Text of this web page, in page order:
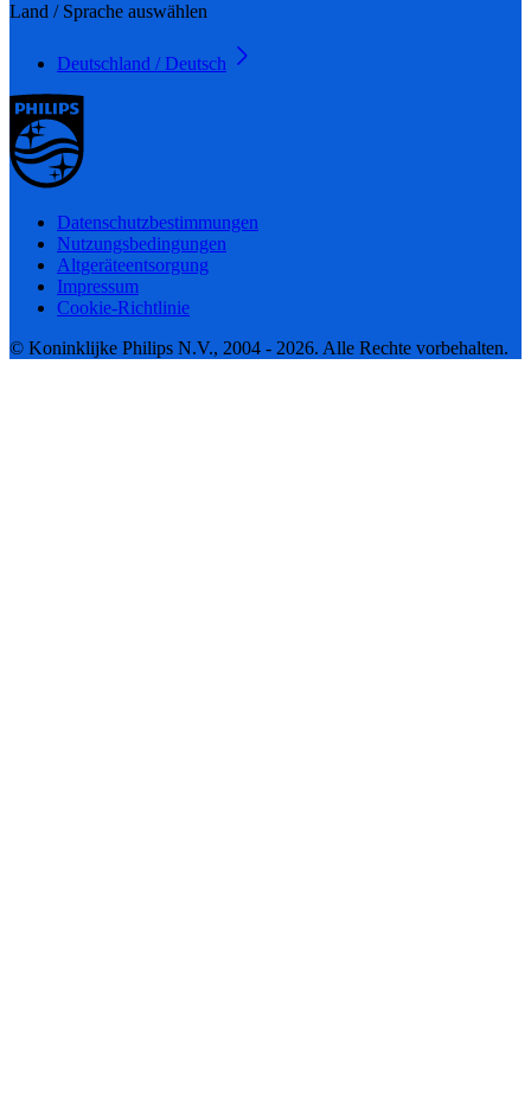
Land / Sprache auswählen
Deutschland / Deutsch
Datenschutzbestimmungen
Nutzungsbedingungen
Altgeräteentsorgung
Impressum
Cookie-Richtlinie
© Koninklijke Philips N.V., 2004 - 2026. Alle Rechte vorbehalten.